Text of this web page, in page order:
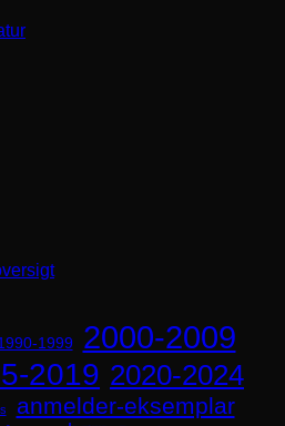
1999 2000-2009
2019 2020-2024
anmelder-eksemplar